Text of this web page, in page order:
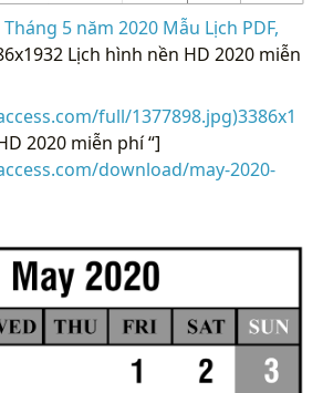
5 năm 2020 Mẫu Lịch PDF,
Lịch hình nền HD 2020 miễn
full/1377898.jpg)3386x1
2020 miễn phí “]
download/may-2020-